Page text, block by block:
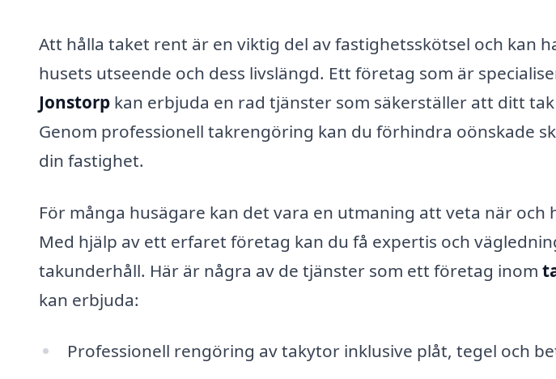
Att hålla taket rent är en viktig del av fastighetsskötsel och kan
husets utseende och dess livslängd. Ett företag som är
Jonstorp kan erbjuda en rad tjänster som säkerställer att ditt
Genom professionell takrengöring kan du förhindra oönskade
din fastighet.
För många husägare kan det vara en utmaning att veta när och
Med hjälp av ett erfaret företag kan du få expertis och
takunderhåll. Här är några av de tjänster som ett företag inom
kan erbjuda:
Professionell rengöring av takytor inklusive plåt, tegel och